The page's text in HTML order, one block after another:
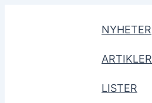
NYHETER
ARTIKLER
LISTER